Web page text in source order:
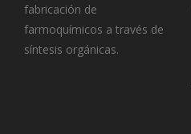
fabricación de
farmoquímicos a través de
síntesis orgánicas.